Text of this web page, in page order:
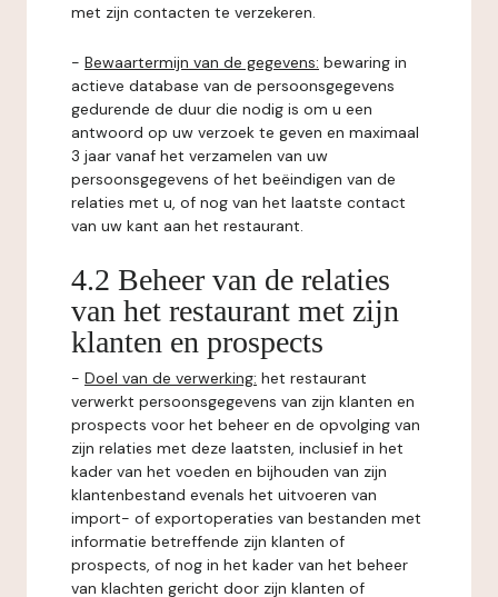
met zijn contacten te verzekeren.
- Bewaartermijn van de gegevens: bewaring in
actieve database van de persoonsgegevens
gedurende de duur die nodig is om u een
antwoord op uw verzoek te geven en maximaal
3 jaar vanaf het verzamelen van uw
persoonsgegevens of het beëindigen van de
relaties met u, of nog van het laatste contact
van uw kant aan het restaurant.
4.2 Beheer van de relaties
van het restaurant met zijn
klanten en prospects
- Doel van de verwerking: het restaurant
verwerkt persoonsgegevens van zijn klanten en
prospects voor het beheer en de opvolging van
zijn relaties met deze laatsten, inclusief in het
kader van het voeden en bijhouden van zijn
klantenbestand evenals het uitvoeren van
import- of exportoperaties van bestanden met
informatie betreffende zijn klanten of
prospects, of nog in het kader van het beheer
van klachten gericht door zijn klanten of